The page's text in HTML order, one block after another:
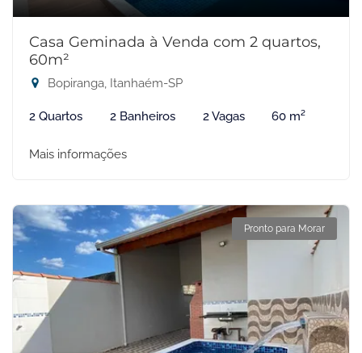
Casa Geminada à Venda com 2 quartos,
60m²
Bopiranga, Itanhaém-SP
2 Quartos 2 Banheiros 2 Vagas 60 m²
Mais informações
Pronto para Morar